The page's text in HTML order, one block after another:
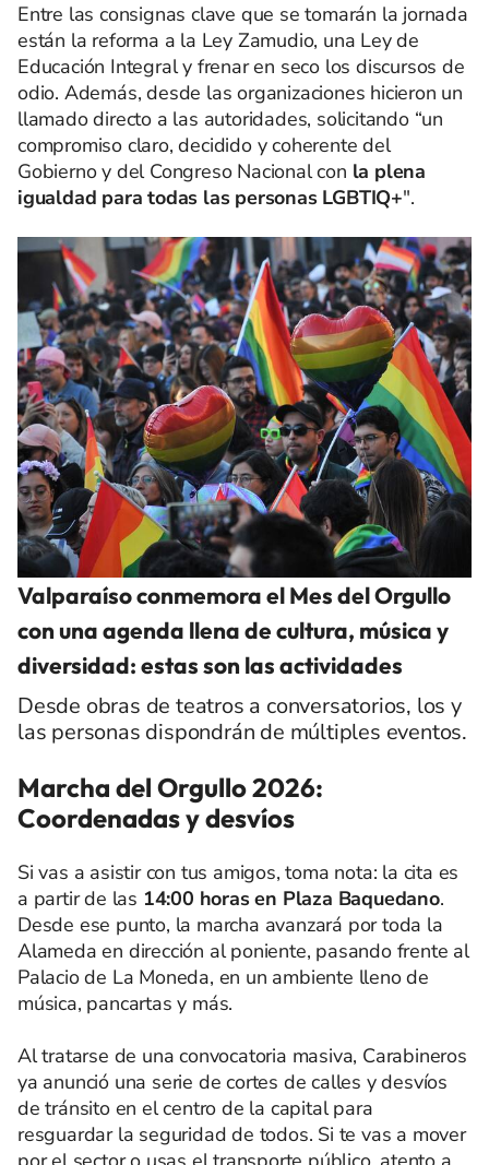
Entre las consignas clave que se tomarán la jornada
están la reforma a la Ley Zamudio, una Ley de
Educación Integral y frenar en seco los discursos de
odio. Además, desde las organizaciones hicieron un
llamado directo a las autoridades, solicitando “un
compromiso claro, decidido y coherente del
Gobierno y del Congreso Nacional con la plena
igualdad para todas las personas LGBTIQ+".
Valparaíso conmemora el Mes del Orgullo
con una agenda llena de cultura, música y
diversidad: estas son las actividades
Desde obras de teatros a conversatorios, los y
las personas dispondrán de múltiples eventos.
Marcha del Orgullo 2026:
Coordenadas y desvíos
Si vas a asistir con tus amigos, toma nota: la cita es
a partir de las 14:00 horas en Plaza Baquedano.
Desde ese punto, la marcha avanzará por toda la
Alameda en dirección al poniente, pasando frente al
Palacio de La Moneda, en un ambiente lleno de
música, pancartas y más.
Al tratarse de una convocatoria masiva, Carabineros
ya anunció una serie de cortes de calles y desvíos
de tránsito en el centro de la capital para
resguardar la seguridad de todos. Si te vas a mover